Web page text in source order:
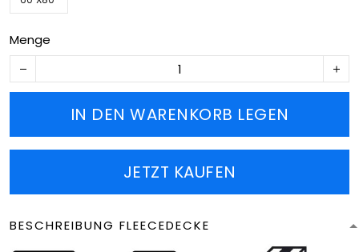
Menge
IN DEN WARENKORB LEGEN
JETZT KAUFEN
BESCHREIBUNG FLEECEDECKE